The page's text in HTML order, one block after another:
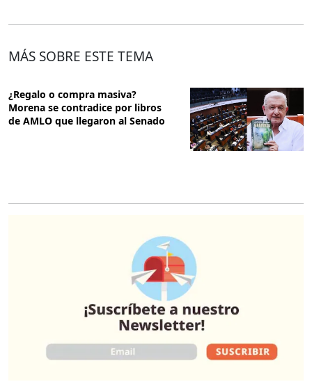
MÁS SOBRE ESTE TEMA
¿Regalo o compra masiva?
Morena se contradice por libros
de AMLO que llegaron al Senado